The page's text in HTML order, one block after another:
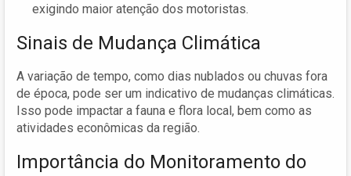
exigindo maior atenção dos motoristas.
Sinais de Mudança Climática
A variação de tempo, como dias nublados ou chuvas fora
de época, pode ser um indicativo de mudanças climáticas.
Isso pode impactar a fauna e flora local, bem como as
atividades econômicas da região.
Importância do Monitoramento do